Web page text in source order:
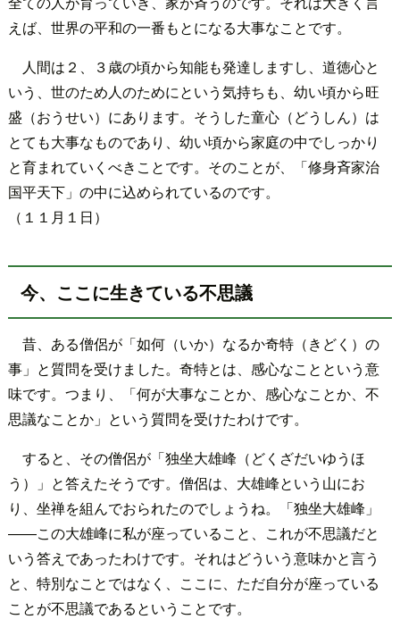
えば、世界の平和の一番もとになる大事なことです。
人間は２、３歳の頃から知能も発達しますし、道徳心と
いう、世のため人のためにという気持ちも、幼い頃から旺
盛（おうせい）にあります。そうした童心（どうしん）は
とても大事なものであり、幼い頃から家庭の中でしっかり
と育まれていくべきことです。そのことが、「修身斉家治
国平天下」の中に込められているのです。
（１１月１日）
今、ここに生きている不思議
昔、ある僧侶が「如何（いか）なるか奇特（きどく）の
事」と質問を受けました。奇特とは、感心なことという意
味です。つまり、「何が大事なことか、感心なことか、不
思議なことか」という質問を受けたわけです。
すると、その僧侶が「独坐大雄峰（どくざだいゆうほ
う）」と答えたそうです。僧侶は、大雄峰という山にお
り、坐禅を組んでおられたのでしょうね。「独坐大雄峰」
――この大雄峰に私が座っていること、これが不思議だと
いう答えであったわけです。それはどういう意味かと言う
と、特別なことではなく、ここに、ただ自分が座っている
ことが不思議であるということです。